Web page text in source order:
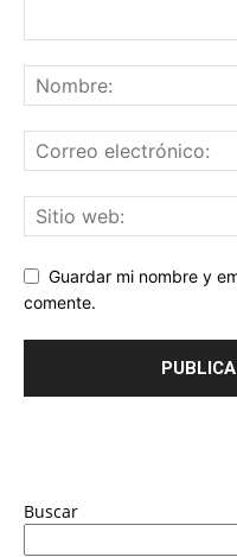
Guardar mi nombre y
comente.
Buscar